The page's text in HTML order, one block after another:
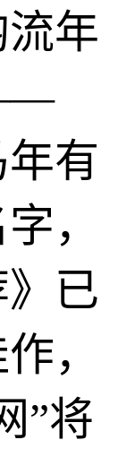
年
年有
，
已
，
”将